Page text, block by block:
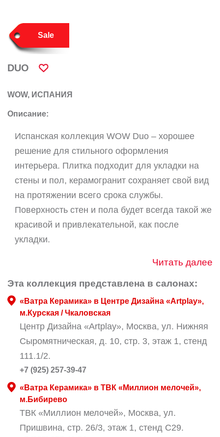
Sale
DUO
WOW, ИСПАНИЯ
Описание:
Испанская коллекция WOW Duo – хорошее
решение для стильного оформления
интерьера. Плитка подходит для укладки на
стены и пол, керамогранит сохраняет свой вид
на протяжении всего срока службы.
Поверхность стен и пола будет всегда такой же
красивой и привлекательной, как после
укладки.
Читать далее
Эта коллекция представлена в салонах:
«Ватра Керамика» в Центре Дизайна «Artplay»,
м.Курская / Чкаловская
Центр Дизайна «Artplay», Москва, ул. Нижняя
Сыромятническая, д. 10, стр. 3, этаж 1, стенд
111.1/2.
+7 (925) 257-39-47
«Ватра Керамика» в ТВК «Миллион мелочей»,
м.Бибирево
ТВК «Миллион мелочей», Москва, ул.
Пришвина, стр. 26/3, этаж 1, стенд С29.